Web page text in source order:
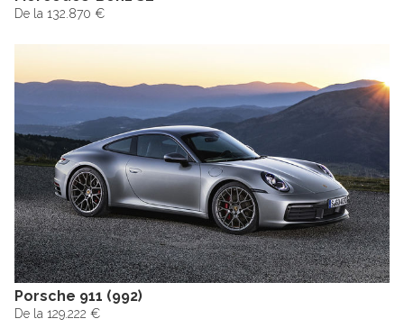
De la 132.870 €
Porsche 911 (992)
De la 129.222 €